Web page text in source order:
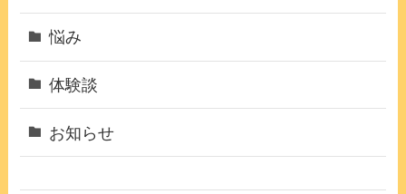
悩み
体験談
お知らせ